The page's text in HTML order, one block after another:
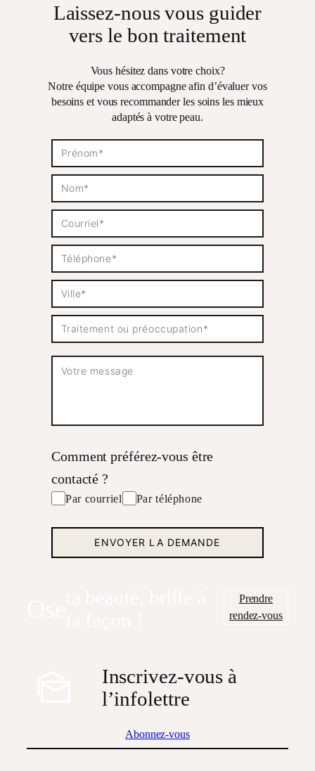
Laissez-nous vous guider
vers le bon traitement
Vous hésitez dans votre choix?
Notre équipe vous accompagne afin d’évaluer vos
besoins et vous recommander les soins les mieux
adaptés à votre peau.
Comment préférez-vous être
contacté ?
Par courriel Par téléphone
Prendre
rendez-vous
Inscrivez-vous à
l’infolettre
Abonnez-vous